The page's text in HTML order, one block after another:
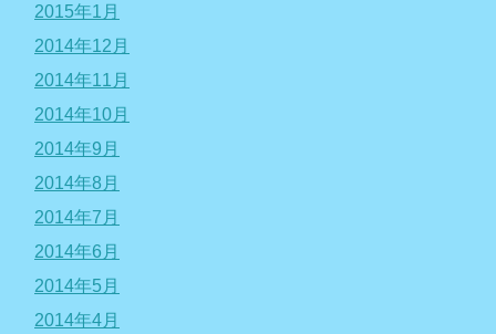
2015年1月
2014年12月
2014年11月
2014年10月
2014年9月
2014年8月
2014年7月
2014年6月
2014年5月
2014年4月